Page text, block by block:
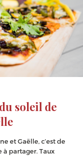
soleil de
et Gaëlle, c’est de
à partager. Taux